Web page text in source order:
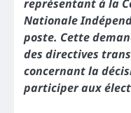
représentant à la
Nationale
poste. Cette
des directives
concernant la
participer aux